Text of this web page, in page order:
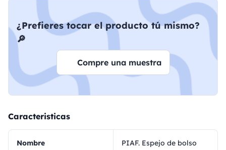
¿Prefieres tocar el producto tú mismo?
🔎
Compre una muestra
Caracteristicas
Nombre PIAF. Espejo de bolso